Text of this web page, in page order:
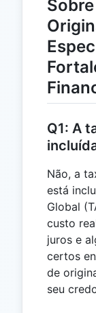
Q1: A
Não, a
está
Global
custo
juros e
certos
de
seu